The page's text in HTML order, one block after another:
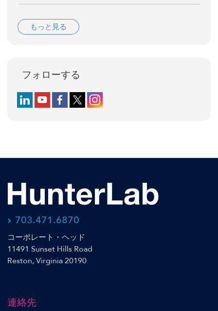
もっと見る
フォローする
Follow us on LinkedIn
Follow us on YouTube
Follow us on Facebook
Follow us on X (formerly Twitter)
Follow us on Instagram
703.471.6870
コーポレート・ヘッド
11491 Sunset Hills Road
Reston, Virginia 20190
連絡先